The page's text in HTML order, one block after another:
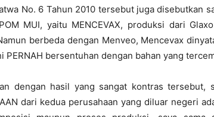
No. 6 Tahun 2010 tersebut juga disebutkan
MUI, yaitu MENCEVAX, produksi dari
berbeda dengan Menveo, Mencevax
PERNAH bersentuhan dengan bahan yang
dengan hasil yang sangat kontras
dari kedua perusahaan yang diluar negeri